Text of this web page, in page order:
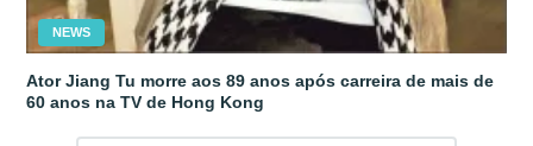
NEWS
Ator Jiang Tu morre aos 89 anos após carreira de mais de
60 anos na TV de Hong Kong